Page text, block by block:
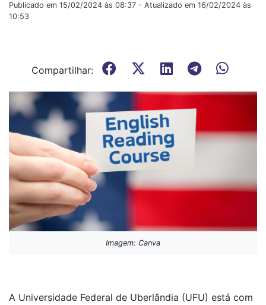
Publicado em 15/02/2024 às 08:37 - Atualizado em 16/02/2024 às
10:53
Compartilhar:
Imagem: Canva
A Universidade Federal de Uberlândia (UFU) está com